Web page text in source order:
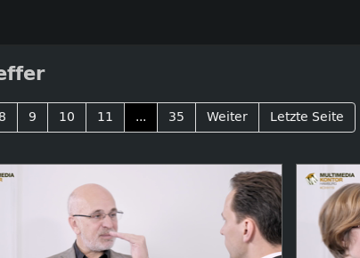
8 9 10 11 ... 35 Weiter Letzte Seite